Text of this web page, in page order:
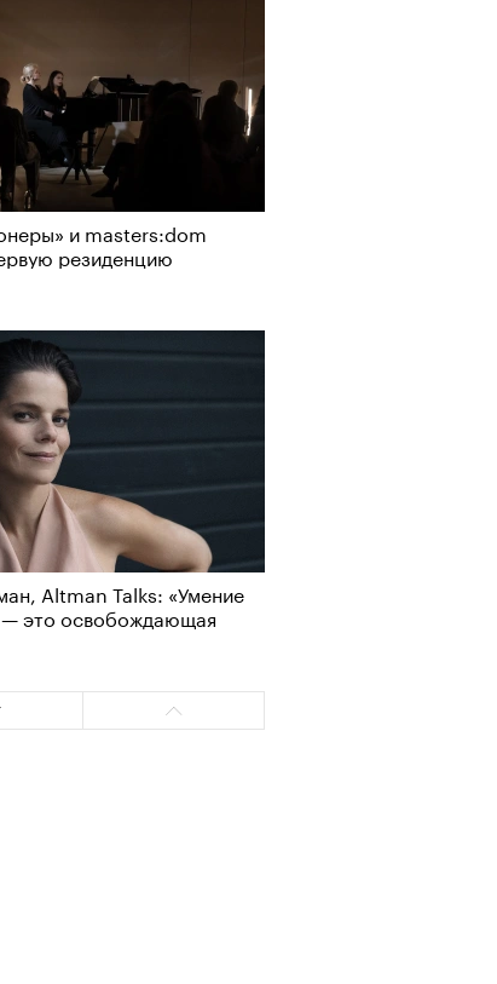
и masters:dom
резиденцию
Altman Talks: «Умение
— это освобождающая
и masters:dom
резиденцию
Altman Talks: «Умение
это освобождающая